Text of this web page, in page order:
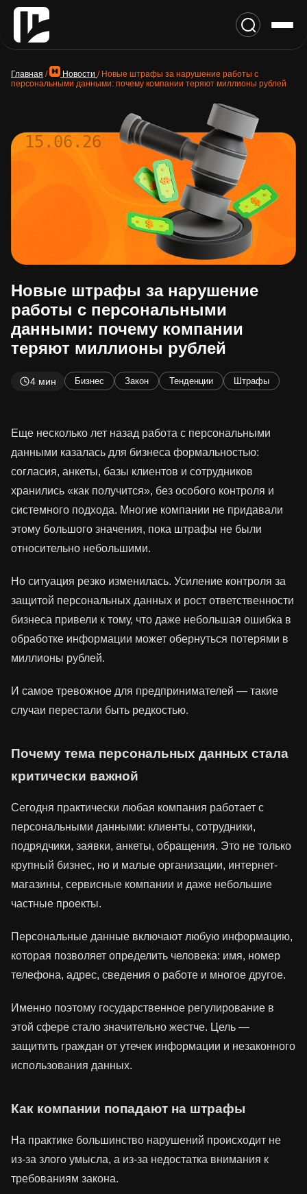
Главная / Новости / Новые штрафы за нарушение работы с
персональными данными: почему компании теряют миллионы рублей
15.06.26
Новые штрафы за нарушение
работы с персональными
данными: почему компании
теряют миллионы рублей
4 мин Бизнес Закон Тенденции Штрафы
Еще несколько лет назад работа с персональными
данными казалась для бизнеса формальностью:
согласия, анкеты, базы клиентов и сотрудников
хранились «как получится», без особого контроля и
системного подхода. Многие компании не придавали
этому большого значения, пока штрафы не были
относительно небольшими.
Но ситуация резко изменилась. Усиление контроля за
защитой персональных данных и рост ответственности
бизнеса привели к тому, что даже небольшая ошибка в
обработке информации может обернуться потерями в
миллионы рублей.
И самое тревожное для предпринимателей — такие
случаи перестали быть редкостью.
Почему тема персональных данных стала
критически важной
Сегодня практически любая компания работает с
персональными данными: клиенты, сотрудники,
подрядчики, заявки, анкеты, обращения. Это не только
крупный бизнес, но и малые организации, интернет-
магазины, сервисные компании и даже небольшие
частные проекты.
Персональные данные включают любую информацию,
которая позволяет определить человека: имя, номер
телефона, адрес, сведения о работе и многое другое.
Именно поэтому государственное регулирование в
этой сфере стало значительно жестче. Цель —
защитить граждан от утечек информации и незаконного
использования данных.
Как компании попадают на штрафы
На практике большинство нарушений происходит не
из-за злого умысла, а из-за недостатка внимания к
требованиям закона.